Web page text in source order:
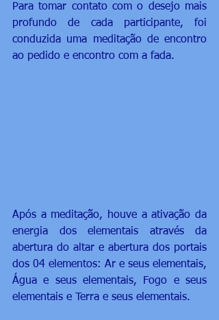
Para tomar contato com o desejo mais
profundo de cada participante, foi
conduzida uma meditação de encontro
ao pedido e encontro com a fada.
Após a meditação, houve a ativação da
energia dos elementais através da
abertura do altar e abertura dos portais
dos 04 elementos: Ar e seus elementais,
Água e seus elementais, Fogo e seus
elementais e Terra e seus elementais.